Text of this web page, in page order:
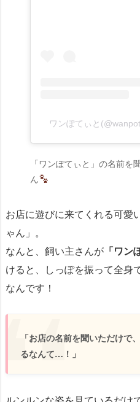
ワンぽてぃと
「ワンぽてぃと」の名前を
ん
お店に遊びに来てくれる可愛
ゃん」。
なんと、飼い主さんが 「ワン
けると、しっぽを振って全身
なんです！
「お店の名前を聞いただけで
るなんて…！」